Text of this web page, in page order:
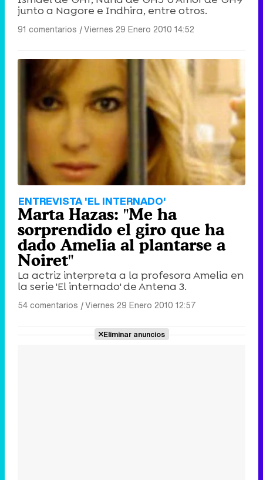
junto a Nagore e Indhira, entre otros.
91 comentarios |Viernes 29 Enero 2010 14:52
ENTREVISTA 'EL INTERNADO'
Marta Hazas: "Me ha
sorprendido el giro que ha
dado Amelia al plantarse a
Noiret"
La actriz interpreta a la profesora Amelia en
la serie 'El internado' de Antena 3.
54 comentarios |Viernes 29 Enero 2010 12:57
Eliminar anuncios